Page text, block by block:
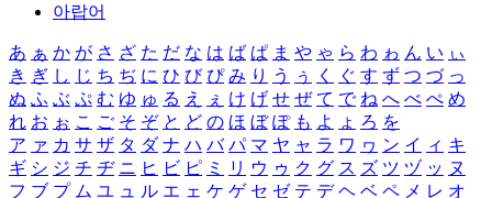
아랍어
あ ぁ か が さ ざ た だ な は ば ぱ ま や ゃ ら わ ゎ ん い ぃ
き ぎ し じ ち ぢ に ひ び ぴ み り う ぅ く ぐ す ず つ づ っ
ぬ ふ ぶ ぷ む ゆ ゅ る え ぇ け げ せ ぜ て で ね へ べ ぺ め
れ お ぉ こ ご そ ぞ と ど の ほ ぼ ぽ も よ ょ ろ を
ア ァ カ サ ザ タ ダ ナ ハ バ パ マ ヤ ャ ラ ワ ヮ ン イ ィ キ
ギ シ ジ チ ヂ ニ ヒ ビ ピ ミ リ ウ ゥ ク グ ス ズ ツ ヅ ッ ヌ
フ ブ プ ム ユ ュ ル エ ェ ケ ゲ セ ゼ テ デ ヘ ベ ペ メ レ オ